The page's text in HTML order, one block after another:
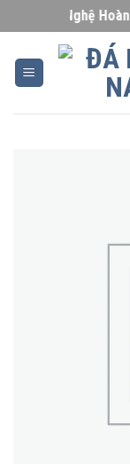
to
content
Đá Mỹ Nghệ